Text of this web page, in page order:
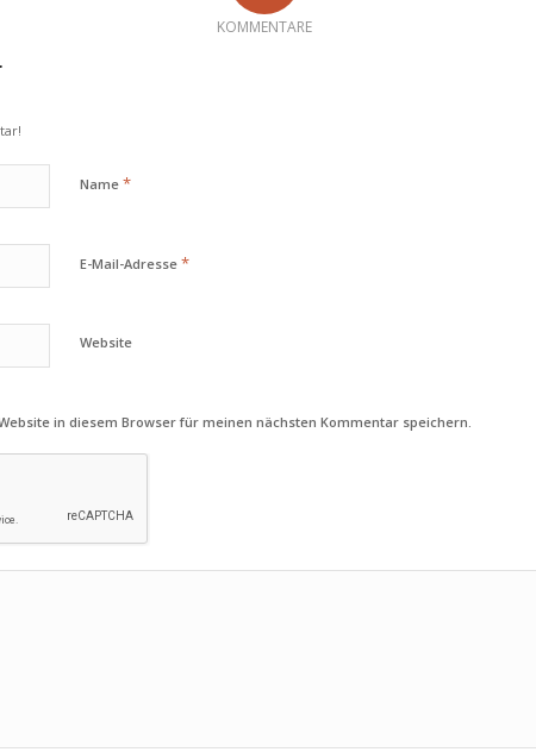
KOMMENTARE
Name *
E-Mail-Adresse *
Website
in diesem Browser für meinen nächsten Kommentar speichern.